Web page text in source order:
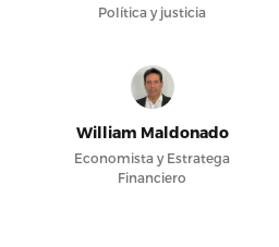
Política y justicia
William Maldonado
Economista y Estratega
Financiero